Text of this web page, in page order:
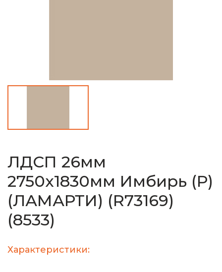
ЛДСП 26мм
2750х1830мм Имбирь (Р)
(ЛАМАРТИ) (R73169)
(8533)
Характеристики: